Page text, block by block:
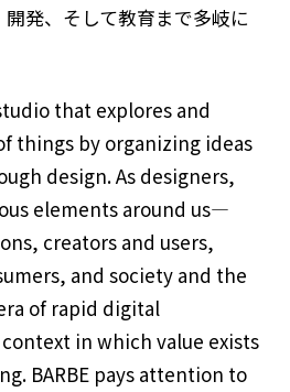
発、そして教育まで多岐に
that explores and
things by organizing ideas
design. As designers,
elements around us—
creators and users,
and society and the
of rapid digital
in which value exists
BARBE pays attention to